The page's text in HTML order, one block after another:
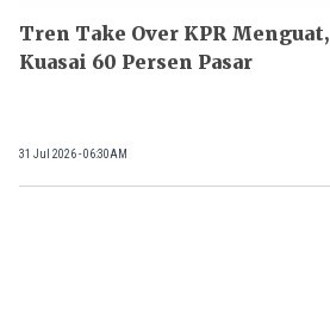
Tren Take Over KPR Menguat,
Kuasai 60 Persen Pasar
31 Jul 2026 - 06:30AM